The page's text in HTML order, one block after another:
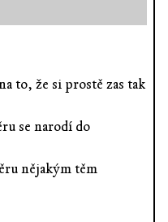
to, že si prostě zas tak
se narodí do
nějakým těm